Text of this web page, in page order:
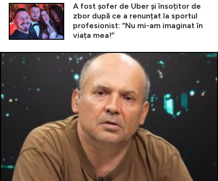
A fost șofer de Uber și însoțitor de
zbor după ce a renunțat la sportul
profesionist: ”Nu mi-am imaginat în
viața mea!”